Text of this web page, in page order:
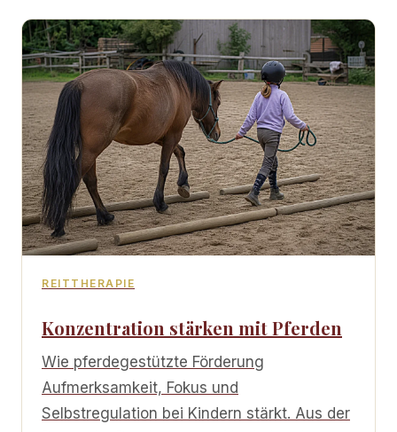
REITTHERAPIE
Konzentration stärken mit Pferden
Wie pferdegestützte Förderung
Aufmerksamkeit, Fokus und
Selbstregulation bei Kindern stärkt. Aus der